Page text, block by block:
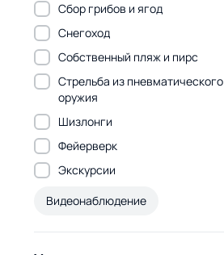
Сбор грибов и ягод
Снегоход
Собственный пляж и пирс
Стрельба из пневматического
оружия
Шизлонги
Фейерверк
Экскурсии
Видеонаблюдение